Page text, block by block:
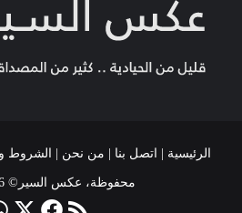
الرئيسية | اتصل بنا | من نحن | الشروط
محفوظة، عكس السير© 2006 - 2026